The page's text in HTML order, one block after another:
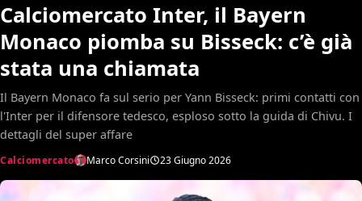
Calciomercato Inter, il Bayern
Monaco piomba su Bisseck: c’è già
stata una chiamata
Il Bayern Monaco fa sul serio per Yann Bisseck: primi contatti con
l'Inter per il difensore tedesco, esploso sotto la guida di Chivu. I
dettagli del super affare
Calciomercato Marco Corsini 23 Giugno 2026